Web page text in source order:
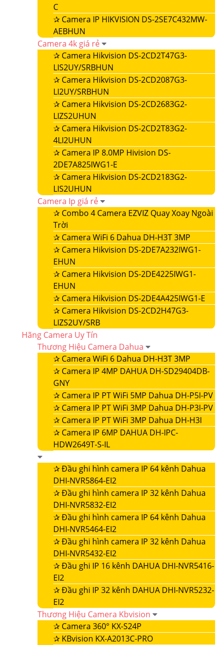
C
✰ Camera IP HIKVISION DS-2SE7C432MW-
AEBHUN
Camera 4k giá rẻ
✰ Camera Hikvision DS-2CD2T47G3-
LIS2UY/SRBHUN
✰ Camera Hikvision DS-2CD2087G3-
LI2UY/SRBHUN
✰ Camera Hikvision DS-2CD2683G2-
LIZS2UHUN
✰ Camera Hikvision DS-2CD2T83G2-
4LI2UHUN
✰ Camera IP 8.0MP Hivision DS-
2DE7A825IWG1-E
✰ Camera Hikvision DS-2CD2183G2-
LIS2UHUN
Camera Ip giá rẻ
✰ Combo 4 Camera EZVIZ Quay Xoay Ngoài
Trời
✰ Camera WiFi 6 Dahua DH-H3T 3MP
✰ Camera Hikvision DS-2DE7A232IWG1-
EHUN
✰ Camera Hikvision DS-2DE4225IWG1-
EHUN
✰ Camera Hikvision DS-2DE4A425IWG1-E
✰ Camera Hikvision DS-2CD2H47G3-
LIZS2UY/SRB
Hãng Camera Uy Tín
Thương Hiệu Camera Dahua
✰ Camera WiFi 6 Dahua DH-H3T 3MP
✰ Camera IP 4MP DAHUA DH-SD29404DB-
GNY
✰ Camera IP PT WiFi 5MP Dahua DH-P5I-PV
✰ Camera IP PT WiFi 3MP Dahua DH-P3I-PV
✰ Camera IP PT WiFi 3MP Dahua DH-H3I
✰ Camera IP 6MP DAHUA DH-IPC-
HDW2649T-S-IL
✰Đầu ghi hình camera IP 64 kênh Dahua
DHI-NVR5864-EI2
✰Đầu ghi hình camera IP 32 kênh Dahua
DHI-NVR5832-EI2
✰Đầu ghi hình camera IP 64 kênh Dahua
DHI-NVR5464-EI2
✰Đầu ghi hình camera IP 32 kênh Dahua
DHI-NVR5432-EI2
✰Đầu ghi IP 16 kênh DAHUA DHI-NVR5416-
EI2
✰Đầu ghi IP 32 kênh DAHUA DHI-NVR5232-
EI2
Thương Hiệu Camera Kbvision
✰ Camera 360° KX-S24P
✰ KBvision KX-A2013C-PRO